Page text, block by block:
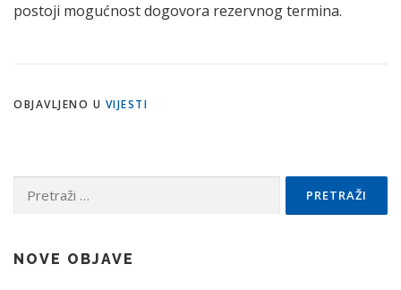
postoji mogućnost dogovora rezervnog termina.
OBJAVLJENO U VIJESTI
Pretraži:
NOVE OBJAVE